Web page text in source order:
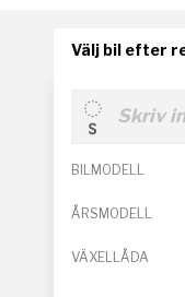
Välj bil efter
BILMODELL
ÅRSMODELL
VÄXELLÅDA